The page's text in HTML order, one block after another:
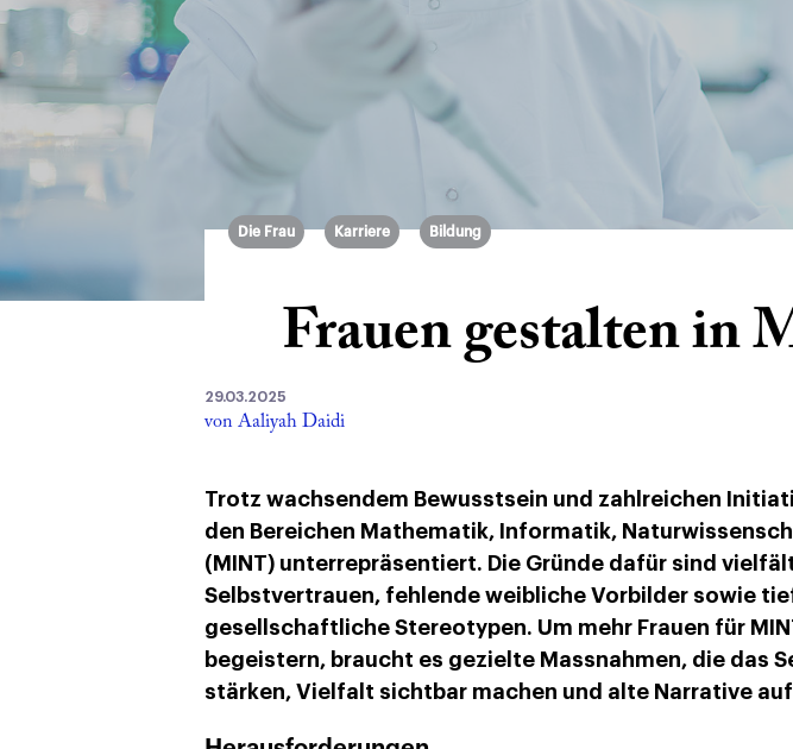
Die Frau Karriere Bildung
Frauen gestalten
29.03.2025
von Aaliyah Daidi
Trotz wachsendem Bewusstsein und zahlreichen
den Bereichen Mathematik, Informatik,
(MINT) unterrepräsentiert. Die Gründe dafür sind
Selbstvertrauen, fehlende weibliche Vorbilder sowie
gesellschaftliche Stereotypen. Um mehr Frauen für
begeistern, braucht es gezielte Massnahmen, die das
stärken, Vielfalt sichtbar machen und alte Narrative